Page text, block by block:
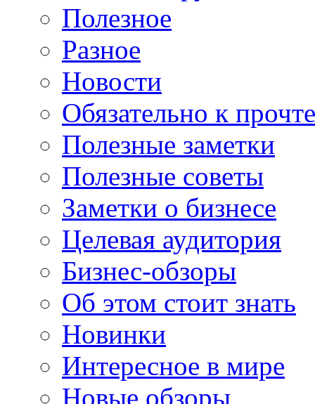
Полезное
Разное
Новости
Обязательно к
Полезные заметки
Полезные советы
Заметки о бизнесе
Целевая аудитория
Бизнес-обзоры
Об этом стоит знать
Новинки
Интересное в мире
Новые обзоры